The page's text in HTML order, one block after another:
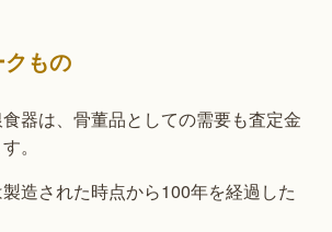
もの
器は、骨董品としての需要も査定金
。
造された時点から100年を経過した